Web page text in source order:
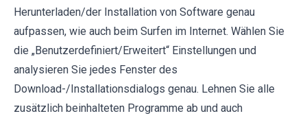
Herunterladen/der Installation von Software genau
aufpassen, wie auch beim Surfen im Internet. Wählen Sie
die „Benutzerdefiniert/Erweitert“ Einstellungen und
analysieren Sie jedes Fenster des
Download-/Installationsdialogs genau. Lehnen Sie alle
zusätzlich beinhalteten Programme ab und auch